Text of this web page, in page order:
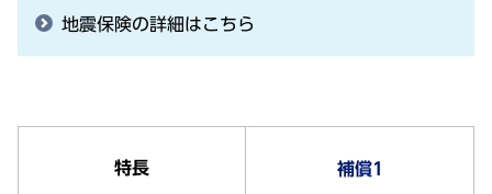
地震保険の詳細はこちら
特長 補償1